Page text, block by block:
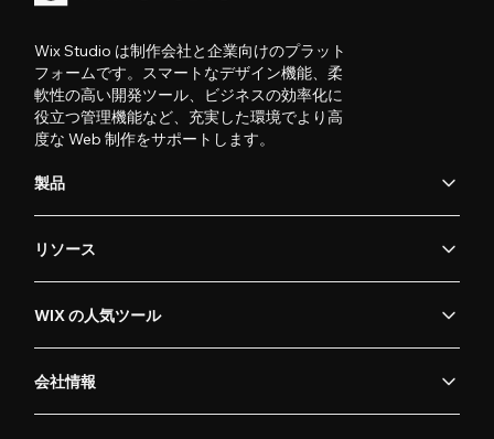
Wix Studio は制作会社と企業向けのプラット
フォームです。スマートなデザイン機能、柔
軟性の高い開発ツール、ビジネスの効率化に
役立つ管理機能など、充実した環境でより高
度な Web 制作をサポートします。
製品
リソース
WIX の人気ツール
会社情報